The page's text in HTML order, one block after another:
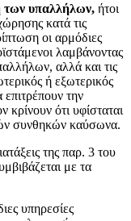
των υπαλλήλων, ήτοι
κατά τις
οι αρμόδιες
λαμβάνοντας
αλλά και τις
ή εξωτερικός
την
ότι υφίσταται
συνθηκών καύσωνα.
της παρ. 3 του
με τα
υπηρεσίες